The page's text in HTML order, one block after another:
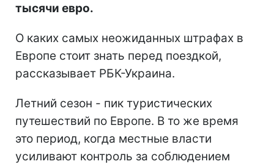
тысячи евро.
О каких самых неожиданных штрафах в
Европе стоит знать перед поездкой,
рассказывает РБК-Украина.
Летний сезон - пик туристических
путешествий по Европе. В то же время
это период, когда местные власти
усиливают контроль за соблюдением